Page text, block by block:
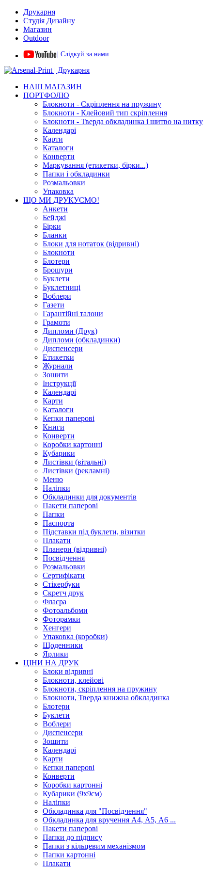
Друкарня
Студія Дизайну
Магазин
Outdoor
| Слідкуй за нами
НАШ МАГАЗИН
ПОРТФОЛІО
Блокноти - Скріплення на пружину
Блокноти - Клейовий тип скріплення
Блокноти - Тверда обкладинка і шитво на нитку
Календарі
Карти
Каталоги
Конверти
Маркування (етикетки, бірки...)
Папки і обкладинки
Розмальовки
Упаковка
ЩО МИ ДРУКУЄМО!
Анкети
Бейджі
Бірки
Бланки
Блоки для нотаток (відривні)
Блокноти
Блотери
Брошури
Буклети
Буклетниці
Воблери
Газети
Гарантійні талони
Грамоти
Дипломи (Друк)
Дипломи (обкладинки)
Диспенсери
Етикетки
Журнали
Зошити
Інструкції
Календарі
Карти
Каталоги
Кепки паперові
Книги
Конверти
Коробки картонні
Кубарики
Листівки (вітальні)
Листівки (рекламні)
Меню
Наліпки
Обкладинки для документів
Пакети паперові
Папки
Паспорта
Підставки під буклети, візитки
Плакати
Планери (відривні)
Посвідчення
Розмальовки
Сертифікати
Стікербуки
Скретч друк
Флаєра
Фотоальбоми
Фоторамки
Хенгери
Упаковка (коробки)
Щоденники
Ярлики
ЦІНИ НА ДРУК
Блоки відривні
Блокноти, клейові
Блокноти, скріплення на пружину
Блокноти, Тверда книжна обкладинка
Блотери
Буклети
Воблери
Диспенсери
Зошити
Календарі
Карти
Кепки паперові
Конверти
Коробки картонні
Кубарики (9х9см)
Наліпки
Обкладинка для "Посвідчення"
Обкладинка для вручення А4, А5, А6 ...
Пакети паперові
Папки до підпису
Папки з кільцевим механізмом
Папки картонні
Плакати